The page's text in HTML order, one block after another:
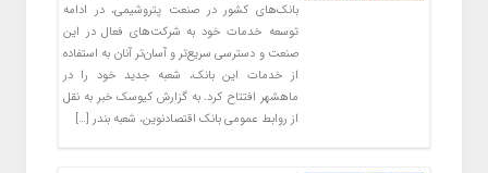
بانک‌های کشور در صنعت پتروشیمی، در ادامه
توسعه خدمات خود به شرکت‌های فعال در این
صنعت و دسترسی سریع‌تر و آسان‌تر آنان به استفاده
از خدمات این بانک، شعبه جدید خود را در
ماهشهر افتتاح کرد. به گزارش کیوسک خبر به نقل
از روابط عمومی بانک اقتصادنوین، شعبه بندر […]